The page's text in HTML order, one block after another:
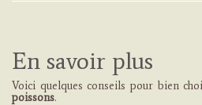
En savoir plus
Voici quelques conseils pour bien
poissons.